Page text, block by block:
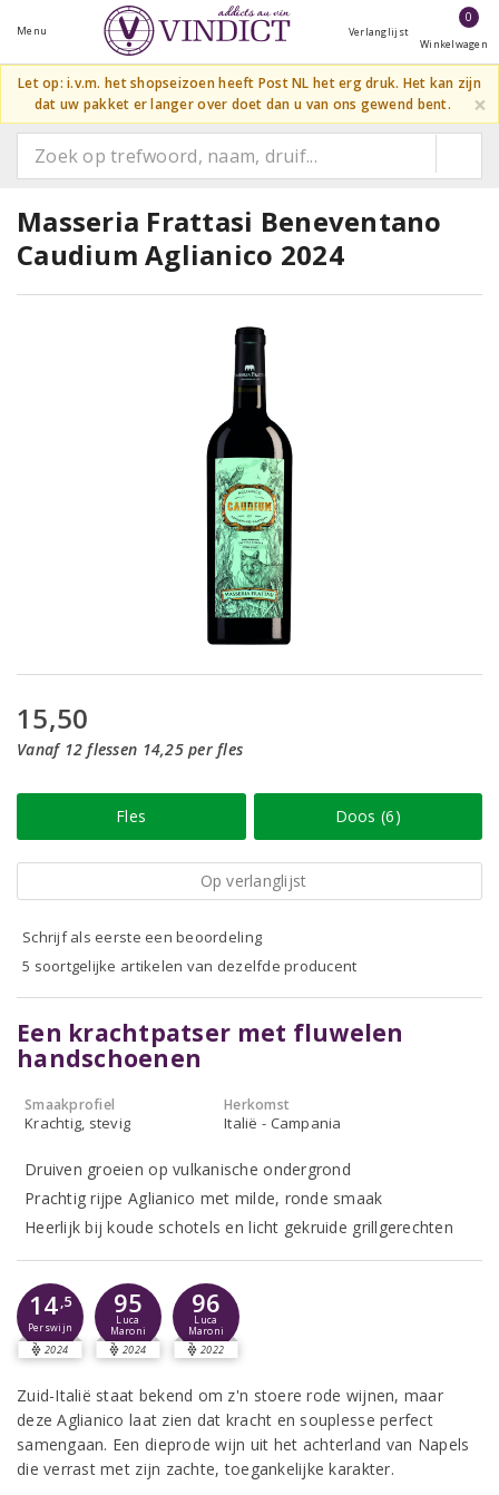
Menu Verlanglijst
0
Winkelwagen
Let op: i.v.m. het shopseizoen heeft Post NL het erg druk. Het kan zijn
dat uw pakket er langer over doet dan u van ons gewend bent.
×
Masseria Frattasi Beneventano
Caudium Aglianico 2024
15,50
Vanaf 12 flessen 14,25 per fles
Fles Doos (6)
Op verlanglijst
Schrijf als eerste een beoordeling
5 soortgelijke artikelen van dezelfde producent
Een krachtpatser met fluwelen
handschoenen
Smaakprofiel
Krachtig, stevig
Herkomst
Italië - Campania
Druiven groeien op vulkanische ondergrond
Prachtig rijpe Aglianico met milde, ronde smaak
Heerlijk bij koude schotels en licht gekruide grillgerechten
14,5
Perswijn
2024
95
Luca
Maroni
2024
96
Luca
Maroni
2022
Zuid-Italië staat bekend om z'n stoere rode wijnen, maar
deze Aglianico laat zien dat kracht en souplesse perfect
samengaan. Een dieprode wijn uit het achterland van Napels
die verrast met zijn zachte, toegankelijke karakter.